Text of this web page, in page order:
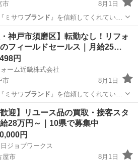
市
8月1日
ミサワ ブランド 』を信頼してくれている
社会保険
・神戸市須磨区】転勤なし！リフォ
フィールドセールス｜月給25…
円
ーム近畿株式会社
市
8月1日
ミサワ ブランド 』を信頼してくれている
社会保険
歓迎】リユース品の買取・接客スタ
28万円～｜10県で募集中
円
ジョブワークス
屋市
8月1日